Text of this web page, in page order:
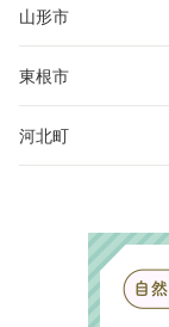
山形市
東根市
河北町